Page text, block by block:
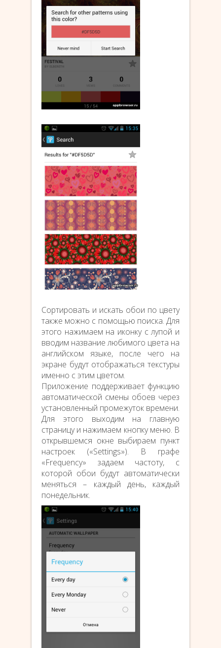
Сортировать и искать обои по цвету
также можно с помощью поиска. Для
этого нажимаем на иконку с лупой и
вводим название любимого цвета на
английском языке, после чего на
экране будут отображаться текстуры
именно с этим цветом.
Приложение поддерживает функцию
автоматической смены обоев через
установленный промежуток времени.
Для этого выходим на главную
страницу и нажимаем кнопку меню. В
открывшемся окне выбираем пункт
настроек («Settings»). В графе
«Frequency» задаем частоту, с
которой обои будут автоматически
меняться – каждый день, каждый
понедельник.